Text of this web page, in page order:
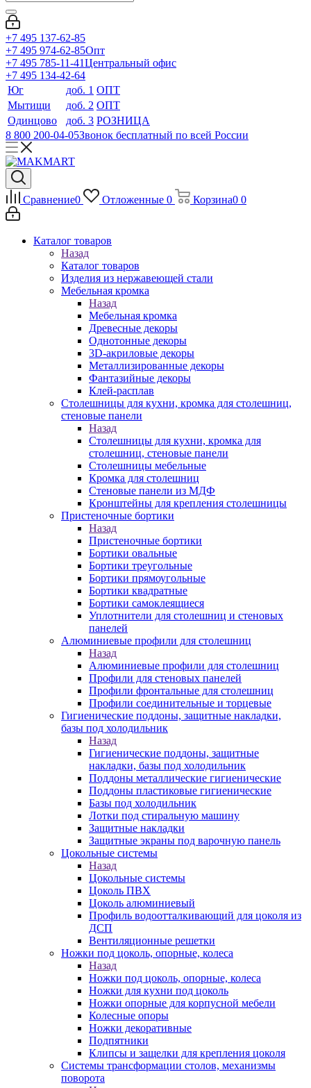
+7 495 137-62-85
+7 495 974-62-85Опт
+7 495 785-11-41Центральный офис
+7 495 134-42-64
Юг
доб. 1 ОПТ
Мытищи
доб. 2 ОПТ
Одинцово
доб. 3 РОЗНИЦА
8 800 200-04-05Звонок бесплатный по всей России
Сравнение0 Отложенные 0 Корзина0 0
Каталог товаров
Назад
Каталог товаров
Изделия из нержавеющей стали
Мебельная кромка
Назад
Мебельная кромка
Древесные декоры
Однотонные декоры
3D-акриловые декоры
Металлизированные декоры
Фантазийные декоры
Клей-расплав
Столешницы для кухни, кромка для столешниц,
стеновые панели
Назад
Столешницы для кухни, кромка для
столешниц, стеновые панели
Столешницы мебельные
Кромка для столешниц
Стеновые панели из МДФ
Кронштейны для крепления столешницы
Пристеночные бортики
Назад
Пристеночные бортики
Бортики овальные
Бортики треугольные
Бортики прямоугольные
Бортики квадратные
Бортики самоклеящиеся
Уплотнители для столешниц и стеновых
панелей
Алюминиевые профили для столешниц
Назад
Алюминиевые профили для столешниц
Профили для стеновых панелей
Профили фронтальные для столешниц
Профили соединительные и торцевые
Гигиенические поддоны, защитные накладки,
базы под холодильник
Назад
Гигиенические поддоны, защитные
накладки, базы под холодильник
Поддоны металлические гигиенические
Поддоны пластиковые гигиенические
Базы под холодильник
Лотки под стиральную машину
Защитные накладки
Защитные экраны под варочную панель
Цокольные системы
Назад
Цокольные системы
Цоколь ПВХ
Цоколь алюминиевый
Профиль водоотталкивающий для цоколя из
ДСП
Вентиляционные решетки
Ножки под цоколь, опорные, колеса
Назад
Ножки под цоколь, опорные, колеса
Ножки для кухни под цоколь
Ножки опорные для корпусной мебели
Колесные опоры
Ножки декоративные
Подпятники
Клипсы и защелки для крепления цоколя
Системы трансформации столов, механизмы
поворота